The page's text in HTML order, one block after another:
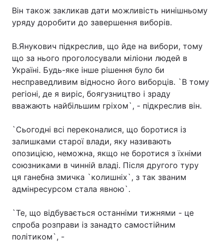
Головна Війна
Економіка Світ
Спорт Наука
Техно і зв'язок Лайт
Зброя Інциденти
Здоров'я
Він також закликав дати можливість нинішньому
уряду доробити до завершення виборів.
В.Янукович підкреслив, що йде на вибори, тому
що за нього проголосували міліони людей в
Україні. Будь-яке інше рішення було би
несправедливим відносно його виборців. `В тому
регіоні, де я виріс, боягузництво і зраду
вважають найбільшим гріхом`, - підкреслив він.
`Сьогодні всі переконалися, що боротися із
залишками старої влади, яку називають
опозицією, неможна, якщо не боротися з їхніми
союзниками в чинній владі. Після другого туру
ця ганебна змичка `колишніх`, з так званим
адмінресурсом стала явною`.
`Те, що відбувається останніми тижнями - це
спроба розправи із занадто самостійним
політиком`, -